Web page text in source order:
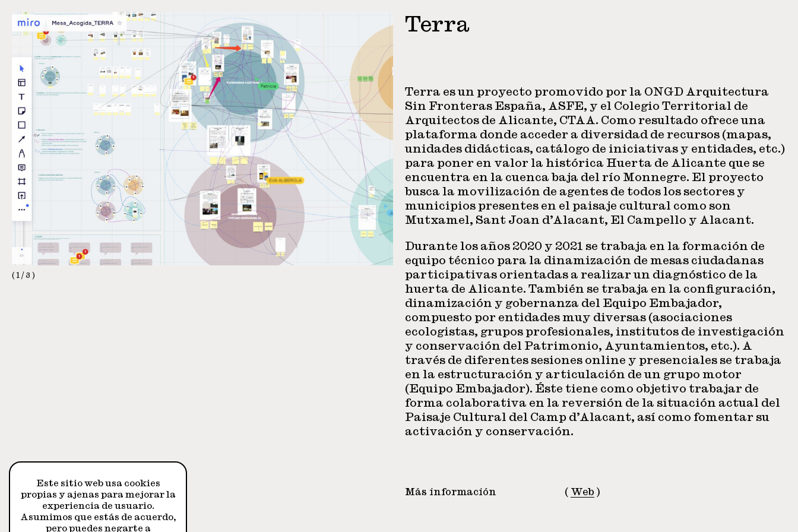
1 / 3
Terra
Terra es un proyecto promovido por la ONGD Arquitectura
Sin Fronteras España, ASFE, y el Colegio Territorial de
Arquitectos de Alicante, CTAA. Como resultado ofrece una
plataforma donde acceder a diversidad de recursos (mapas,
unidades didácticas, catálogo de iniciativas y entidades, etc.)
para poner en valor la histórica Huerta de Alicante que se
encuentra en la cuenca baja del río Monnegre. El proyecto
busca la movilización de agentes de todos los sectores y
municipios presentes en el paisaje cultural como son
Mutxamel, Sant Joan d’Alacant, El Campello y Alacant.
Durante los años 2020 y 2021 se trabaja en la formación de
equipo técnico para la dinamización de mesas ciudadanas
participativas orientadas a realizar un diagnóstico de la
huerta de Alicante. También se trabaja en la configuración,
dinamización y gobernanza del Equipo Embajador,
compuesto por entidades muy diversas (asociaciones
ecologistas, grupos profesionales, institutos de investigación
y conservación del Patrimonio, Ayuntamientos, etc.). A
través de diferentes sesiones online y presenciales se trabaja
en la estructuración y articulación de un grupo motor
(Equipo Embajador). Éste tiene como objetivo trabajar de
forma colaborativa en la reversión de la situación actual del
Paisaje Cultural del Camp d’Alacant, así como fomentar su
activación y conservación.
Más información ( Web )
Este sitio web usa cookies
propias y ajenas para mejorar la
experiencia de usuario.
Asumimos que estás de acuerdo,
pero puedes negarte a